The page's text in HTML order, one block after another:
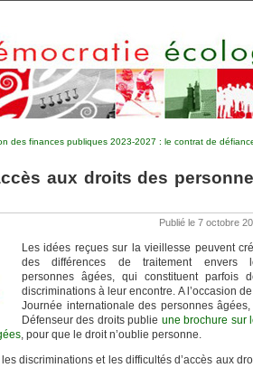
des finances publiques 2023-2027 : le contrat de
aux droits des
Publié le 7 octobre
Les idées reçues sur la vieillesse peuvent
des différences de traitement envers
personnes âgées, qui constituent parfois
discriminations à leur encontre. A l’occasion
Journée internationale des personnes âgées,
Défenseur des droits publie une brochure sur
, pour que le droit n’oublie personne.
discriminations et les difficultés d’accès aux